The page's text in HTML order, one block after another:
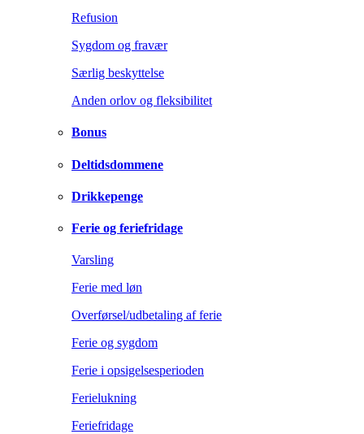
Refusion
Sygdom og fravær
Særlig beskyttelse
Anden orlov og fleksibilitet
Bonus
Deltidsdommene
Drikkepenge
Ferie og feriefridage
Varsling
Ferie med løn
Overførsel/udbetaling af ferie
Ferie og sygdom
Ferie i opsigelsesperioden
Ferielukning
Feriefridage